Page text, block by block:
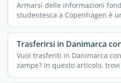
Armarsi delle informazioni
studentesca a Copenhagen è
Trasferirsi in Danimarca
Vuoi trasferiti in Danimarca
zampe? In questo articolo,
...